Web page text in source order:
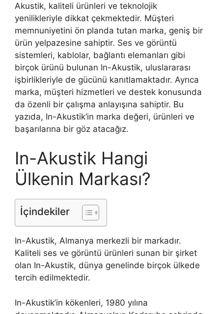
Akustik, kaliteli ürünleri ve teknolojik
yenilikleriyle dikkat çekmektedir. Müşteri
memnuniyetini ön planda tutan marka, geniş bir
ürün yelpazesine sahiptir. Ses ve görüntü
sistemleri, kablolar, bağlantı elemanları gibi
birçok ürünü bulunan In-Akustik, uluslararası
işbirlikleriyle de gücünü kanıtlamaktadır. Ayrıca
marka, müşteri hizmetleri ve destek konusunda
da özenli bir çalışma anlayışına sahiptir. Bu
yazıda, In-Akustik’in marka değeri, ürünleri ve
başarılarına bir göz atacağız.
In-Akustik Hangi
Ülkenin Markası?
İçindekiler
In-Akustik, Almanya merkezli bir markadır.
Kaliteli ses ve görüntü ürünleri sunan bir şirket
olan In-Akustik, dünya genelinde birçok ülkede
tercih edilmektedir.
In-Akustik’in kökenleri, 1980 yılına